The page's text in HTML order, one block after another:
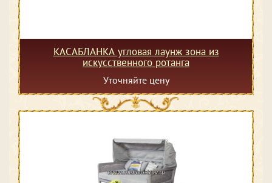
КАСАБЛАНКА угловая лаунж зона из
искусственного ротанга
Уточняйте цену